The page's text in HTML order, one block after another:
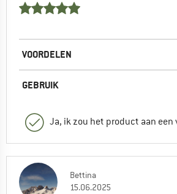
VOORDELEN
GEBRUIK
Ja, ik zou het product aan een
Bettina
15.06.2025